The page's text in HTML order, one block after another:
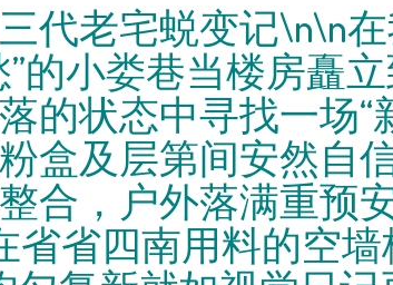
代老宅蜕变记\n\n
的小娄巷当楼房矗
的状态中寻找一场“
盒及层第间安然自
合，户外落满重预
省四南用料的空